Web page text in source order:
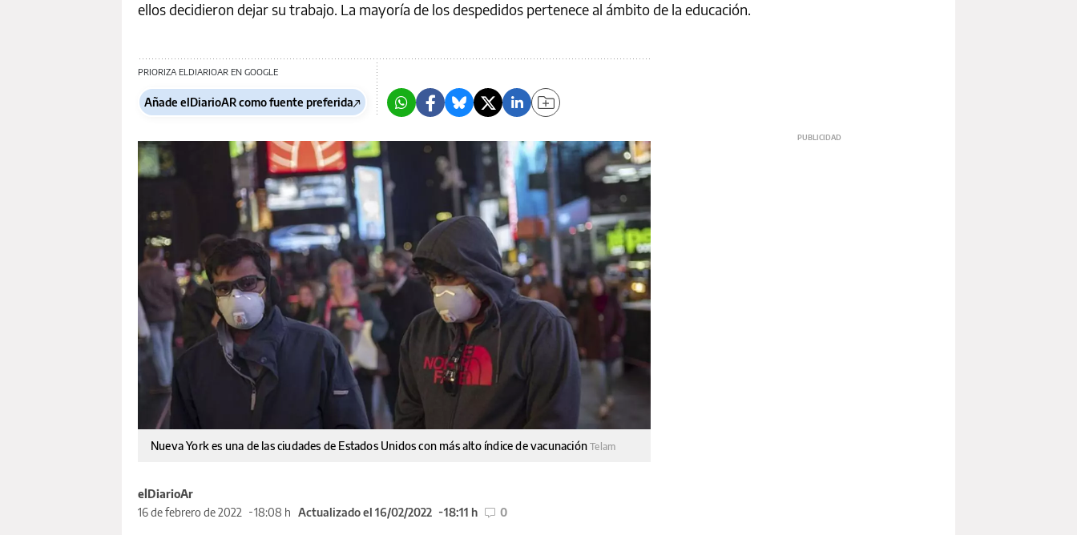
ellos decidieron dejar su trabajo. La mayoría de los despedidos pertenece al ámbito de la educación.
PRIORIZA ELDIARIOAR EN GOOGLE
Añade elDiarioAR como fuente preferida
Nueva York es una de las ciudades de Estados Unidos con más alto índice de vacunaciónTelam
elDiarioAr
16 de febrero de 2022
18:08 h Actualizado el 16/02/2022 18:11 h 0